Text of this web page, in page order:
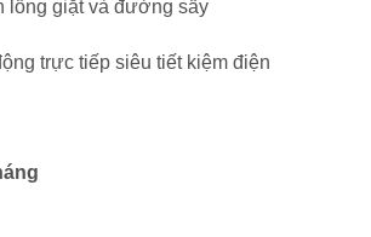
lồng giặt và đường sấy
trực tiếp siêu tiết kiệm điện